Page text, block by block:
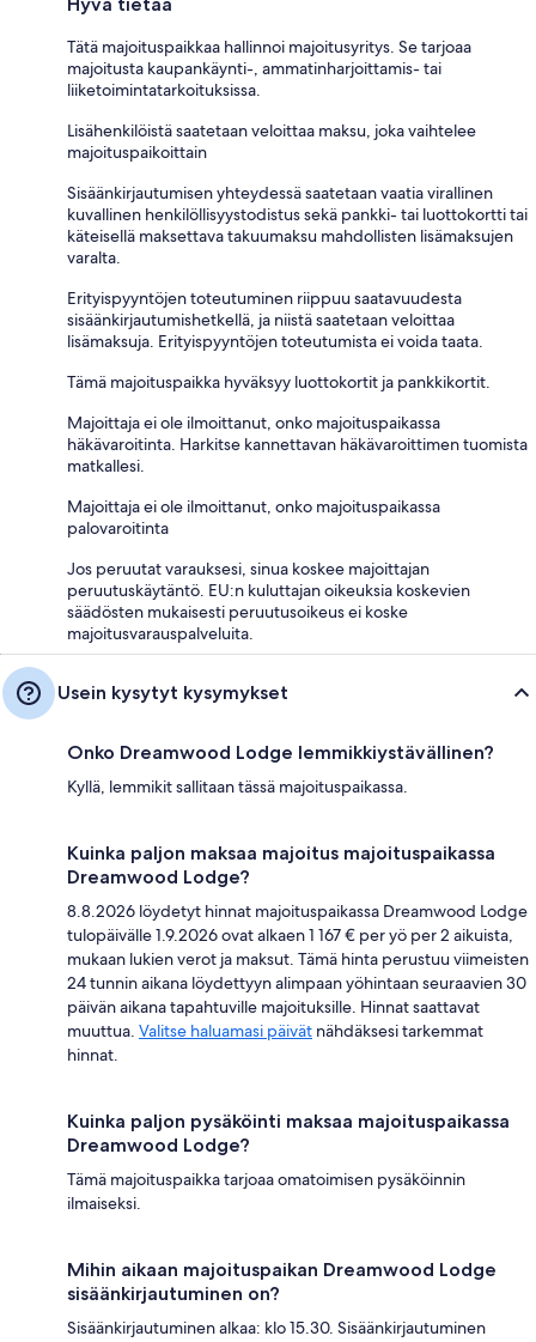
Tätä majoituspaikkaa hallinnoi majoitusyritys. Se tarjoaa
majoitusta kaupankäynti-, ammatinharjoittamis- tai
liiketoimintatarkoituksissa.
Lisähenkilöistä saatetaan veloittaa maksu, joka vaihtelee
majoituspaikoittain
Sisäänkirjautumisen yhteydessä saatetaan vaatia virallinen
kuvallinen henkilöllisyystodistus sekä pankki- tai luottokortti tai
käteisellä maksettava takuumaksu mahdollisten lisämaksujen
varalta.
Erityispyyntöjen toteutuminen riippuu saatavuudesta
sisäänkirjautumishetkellä, ja niistä saatetaan veloittaa
lisämaksuja. Erityispyyntöjen toteutumista ei voida taata.
Tämä majoituspaikka hyväksyy luottokortit ja pankkikortit.
Majoittaja ei ole ilmoittanut, onko majoituspaikassa
häkävaroitinta. Harkitse kannettavan häkävaroittimen tuomista
matkallesi.
Majoittaja ei ole ilmoittanut, onko majoituspaikassa
palovaroitinta
Jos peruutat varauksesi, sinua koskee majoittajan
peruutuskäytäntö. EU:n kuluttajan oikeuksia koskevien
säädösten mukaisesti peruutusoikeus ei koske
majoitusvarauspalveluita.
Usein kysytyt kysymykset
Onko Dreamwood Lodge lemmikkiystävällinen?
Kyllä, lemmikit sallitaan tässä majoituspaikassa.
Kuinka paljon maksaa majoitus majoituspaikassa
Dreamwood Lodge?
8.8.2026 löydetyt hinnat majoituspaikassa Dreamwood Lodge
tulopäivälle 1.9.2026 ovat alkaen 1 167 € per yö per 2 aikuista,
mukaan lukien verot ja maksut. Tämä hinta perustuu viimeisten
24 tunnin aikana löydettyyn alimpaan yöhintaan seuraavien 30
päivän aikana tapahtuville majoituksille. Hinnat saattavat
muuttua. Valitse haluamasi päivät nähdäksesi tarkemmat
hinnat.
Kuinka paljon pysäköinti maksaa majoituspaikassa
Dreamwood Lodge?
Tämä majoituspaikka tarjoaa omatoimisen pysäköinnin
ilmaiseksi.
Mihin aikaan majoituspaikan Dreamwood Lodge
sisäänkirjautuminen on?
Sisäänkirjautuminen alkaa: klo 15.30. Sisäänkirjautuminen